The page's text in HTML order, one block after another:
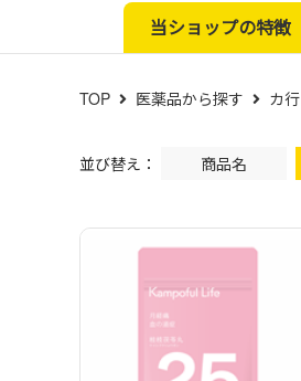
当ショップの特徴
TOP 医薬品から探す カ行
並び替え： 商品名